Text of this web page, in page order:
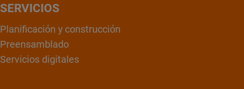
SERVICIOS
Planificación y construcción
Preensamblado
Servicios digitales